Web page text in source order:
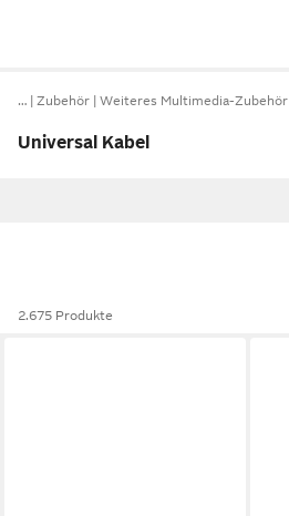
… Zubehör Weiteres Multimedia-Zubehör
Universal Kabel
2.675 Produkte